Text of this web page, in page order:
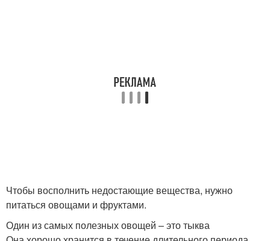
Чтобы восполнить недостающие вещества, нужно
питаться овощами и фруктами.
Один из самых полезных овощей – это тыква